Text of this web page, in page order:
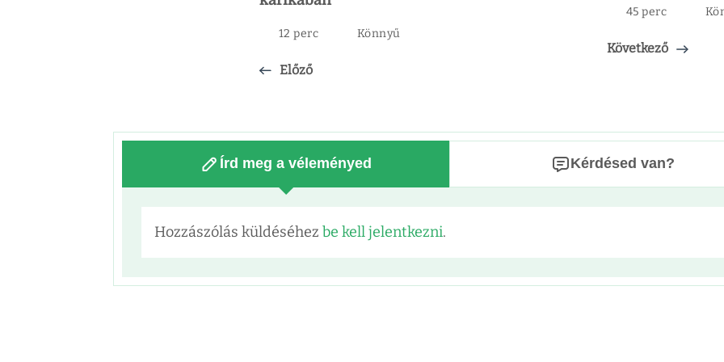
12 perc Könnyű
Előző
45 perc
Következő
Írd meg a véleményed Kérdésed van?
Hozzászólás küldéséhez be kell jelentkezni.